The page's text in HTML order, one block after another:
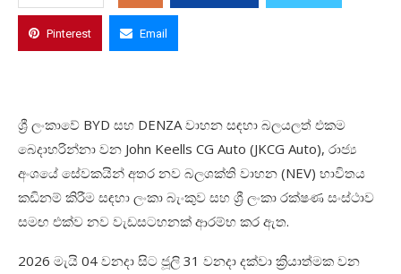
Pinterest Email
ශ්‍රී ලංකාවේ BYD සහ DENZA වාහන සඳහා බලයලත් එකම
බෙදාහරින්නා වන John Keells CG Auto (JKCG Auto), රාජ්‍ය
අංශයේ සේවකයින් අතර නව බලශක්ති වාහන (NEV) භාවිතය
කඩිනම් කිරීම සඳහා ලංකා බැංකුව සහ ශ්‍රී ලංකා රක්ෂණ සංස්ථාව
සමඟ එක්ව නව වැඩසටහනක් ආරම්භ කර ඇත.
2026 මැයි 04 වනදා සිට ජූලි 31 වනදා දක්වා ක්‍රියාත්මක වන